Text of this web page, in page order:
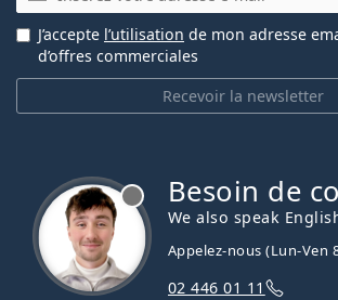
Recevoir la newsletter
J’accepte l’utilisation de mon adresse
d’offres commerciales
Besoin de
We also speak
Appelez-nous (Lun-Ven
02 446 01 11